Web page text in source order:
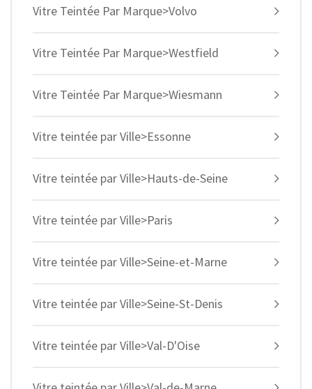
Vitre Teintée Par Marque>Volvo
Vitre Teintée Par Marque>Westfield
Vitre Teintée Par Marque>Wiesmann
Vitre teintée par Ville>Essonne
Vitre teintée par Ville>Hauts-de-Seine
Vitre teintée par Ville>Paris
Vitre teintée par Ville>Seine-et-Marne
Vitre teintée par Ville>Seine-St-Denis
Vitre teintée par Ville>Val-D'Oise